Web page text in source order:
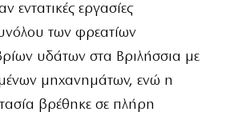
εντατικές εργασίες
των φρεατίων
υδάτων στα Βριλήσσια με
μηχανημάτων, ενώ η
βρέθηκε σε πλήρη